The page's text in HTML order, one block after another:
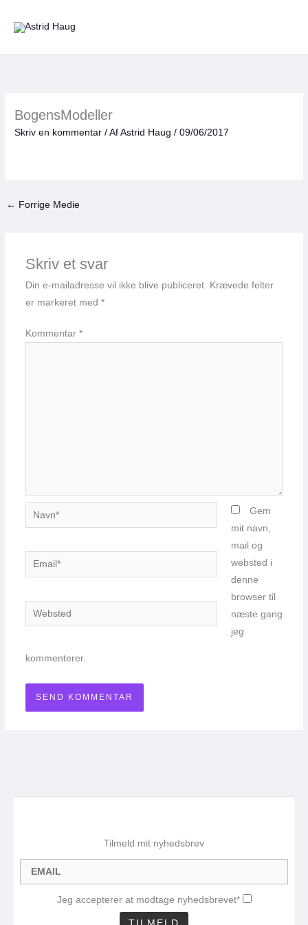
BogensModeller
Skriv en kommentar / AfAstrid Haug/09/06/2017
← Forrige Medie
Skriv et svar
Din e-mailadresse vil ikke blive publiceret. Krævede felter
er markeret med *
Kommentar *
Navn*
Email*
Websted
Gem
mit navn,
mail og
websted i
denne
browser til
næste gang
jeg
kommenterer.
Tilmeld mit nyhedsbrev
Jeg accepterer at modtage nyhedsbrevet*